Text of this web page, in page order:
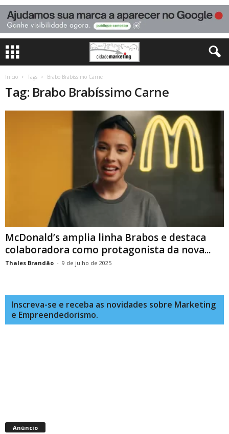
Início Tags Brabo Brabíssimo Carne
Tag: Brabo Brabíssimo Carne
McDonald’s amplia linha Brabos e destaca
colaboradora como protagonista da nova...
Thales Brandão - 9 de julho de 2025
Inscreva-se e receba as novidades sobre Marketing
e Empreendedorismo.
Anúncio